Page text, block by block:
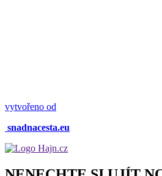
vytvořeno od
snadnacesta.eu